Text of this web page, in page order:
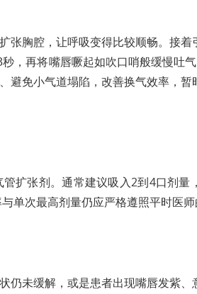
张胸腔，让呼吸变得比较顺畅。接着
，再将嘴唇噘起如吹口哨般缓慢吐
避免小气道塌陷，改善换气效率，
扩张剂。通常建议吸入2到4口剂量
单次最高剂量仍应严格遵照平时医师
仍未缓解，或是患者出现嘴唇发紫、